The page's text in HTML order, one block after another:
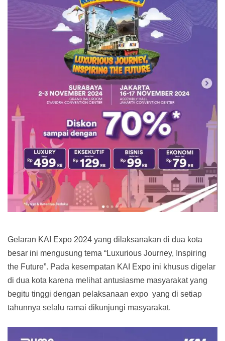
Gelaran KAI Expo 2024 yang dilaksanakan di dua kota
besar ini mengusung tema “Luxurious Journey, Inspiring
the Future”. Pada kesempatan KAI Expo ini khusus digelar
di dua kota karena melihat antusiasme masyarakat yang
begitu tinggi dengan pelaksanaan expo yang di setiap
tahunnya selalu ramai dikunjungi masyarakat.